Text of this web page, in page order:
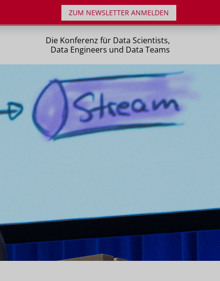
ZUM NEWSLETTER ANMELDEN
Die Konferenz für Data Scientists,
Data Engineers und Data Teams